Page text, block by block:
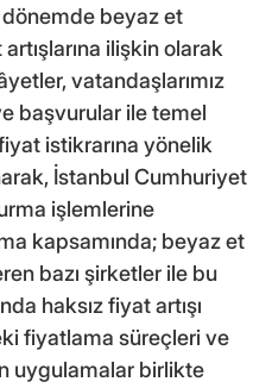
beyaz et
ilişkin olarak
vatandaşlarımız
başvurular ile temel
istikrarına yönelik
İstanbul Cumhuriyet
işlemlerine
kapsamında; beyaz et
bazı şirketler ile bu
haksız fiyat artışı
fiyatlama süreçleri ve
uygulamalar birlikte